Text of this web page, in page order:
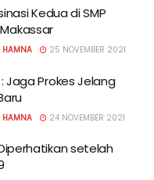
Kedua di SMP
HAMNA 25 NOVEMBER 2021
Jaga Prokes Jelang
HAMNA 24 NOVEMBER 2021
setelah